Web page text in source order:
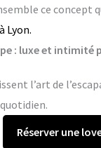
ce concept
Lyon.
: luxe et intimité
l’art de
Réserver une